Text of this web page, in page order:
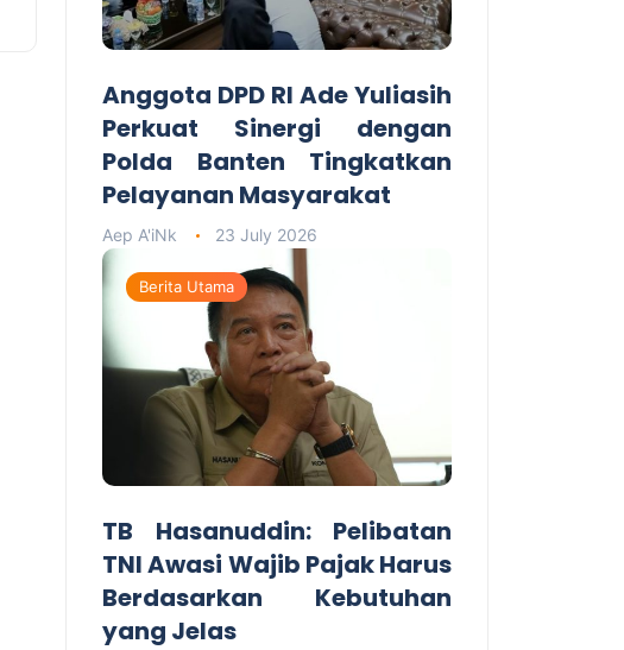
Anggota DPD RI Ade Yuliasih
Perkuat Sinergi dengan
Polda Banten Tingkatkan
Pelayanan Masyarakat
Aep A'iNk 23 July 2026
Berita Utama
TB Hasanuddin: Pelibatan
TNI Awasi Wajib Pajak Harus
Berdasarkan Kebutuhan
yang Jelas